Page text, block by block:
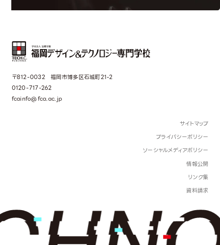
〒812-0032 福岡市博多区石城町21-2
0120-717-262
fcainfo@fca.ac.jp
サイトマップ
プライバシーポリシー
ソーシャルメディアポリシー
情報公開
リンク集
資料請求